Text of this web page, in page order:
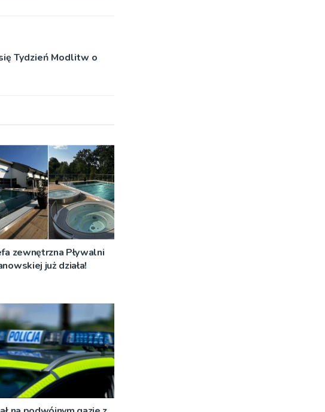
Tydzień Modlitw o
zewnętrzna Pływalni
już działa!